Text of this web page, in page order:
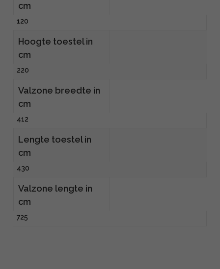
cm
120
Hoogte toestel in
cm
220
Valzone breedte in
cm
412
Lengte toestel in
cm
430
Valzone lengte in
cm
725